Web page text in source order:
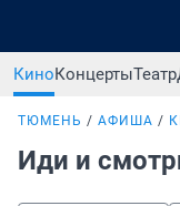
КиноКонцертыТеатр
ТЮМЕНЬ АФИША
Иди и